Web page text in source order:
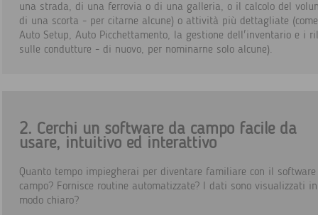
una strada, di una ferrovia o di una galleria, o il calcolo del
di una scorta - per citarne alcune) o attività più dettagliate (come
Auto Setup, Auto Picchettamento, la gestione dell'inventario e i
sulle condutture - di nuovo, per nominarne solo alcune).
2. Cerchi un software da campo facile da
usare, intuitivo ed interattivo
Quanto tempo impiegherai per diventare familiare con il
campo? Fornisce routine automatizzate? I dati sono visualizzati in
modo chiaro?